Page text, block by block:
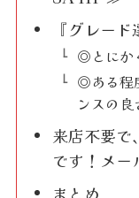
『グレー
◎とにか
◎ある程
ンスの
来店不要で
です！メー
まとめ